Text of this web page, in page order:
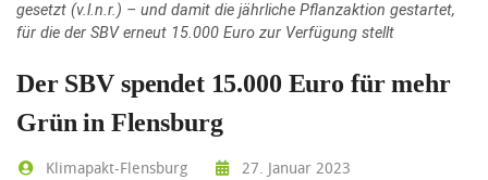
gesetzt (v.l.n.r.) – und damit die jährliche Pflanzaktion gestartet,
für die der SBV erneut 15.000 Euro zur Verfügung stellt
Der SBV spendet 15.000 Euro für mehr
Grün in Flensburg
Klimapakt-Flensburg 27. Januar 2023